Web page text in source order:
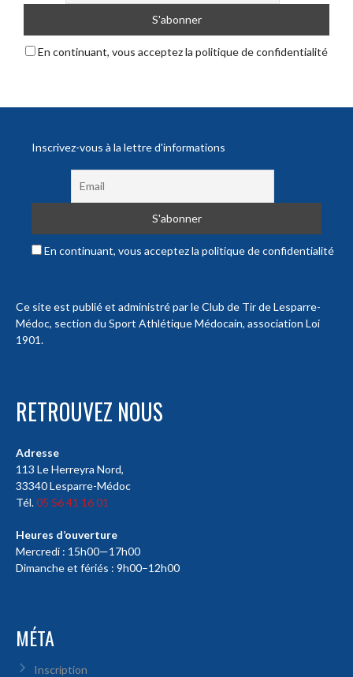
En continuant, vous acceptez la politique de confidentialité
Inscrivez-vous à la lettre d'informations
En continuant, vous acceptez la politique de confidentialité
Ce site est publié et administré par le Club de Tir de Lesparre-
Médoc, section du Sport Athlétique Médocain, association Loi
1901.
RETROUVEZ NOUS
Adresse
113 Le Herreyra Nord,
33340 Lesparre-Médoc
Tél.05 56 41 16 01
Heures d’ouverture
Mercredi : 15h00—17h00
Dimanche et fériés : 9h00–12h00
MÉTA
Inscription